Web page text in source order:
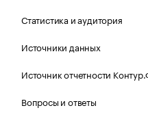
Статистика и аудитория
Источники данных
Источник отчетности
Вопросы и ответы